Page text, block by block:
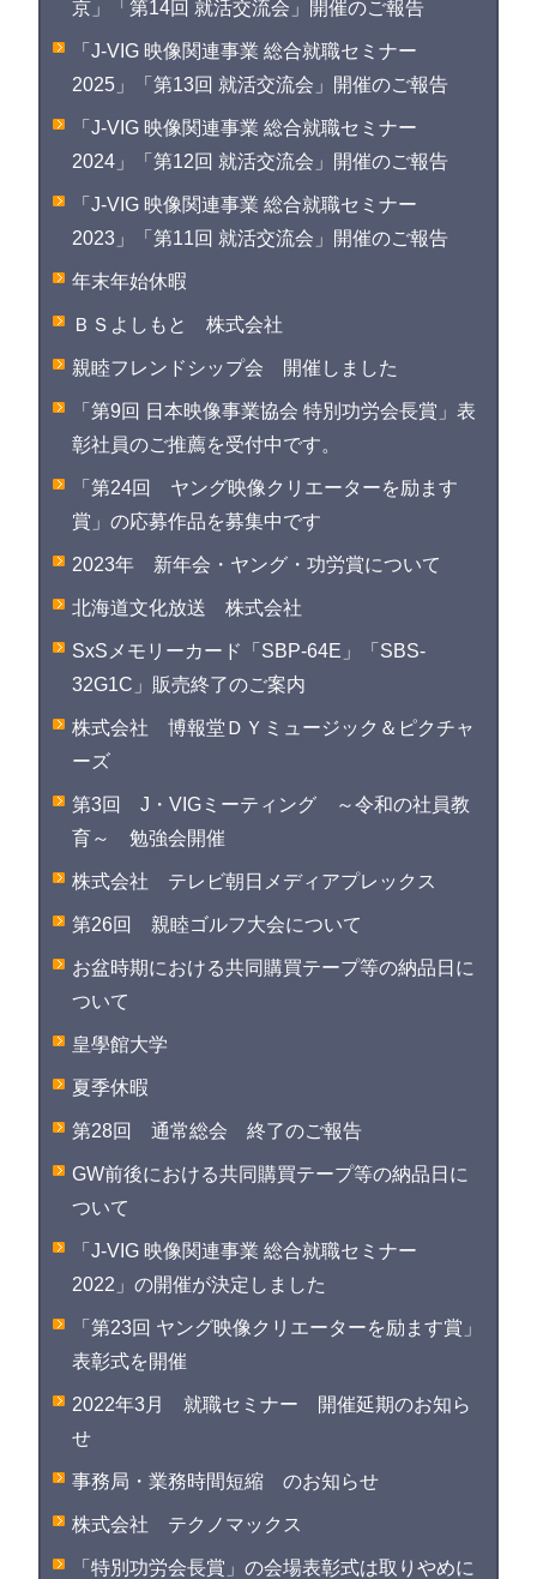
京」「第14回 就活交流会」開催のご報告
「J-VIG 映像関連事業 総合就職セミナー
2025」「第13回 就活交流会」開催のご報告
「J-VIG 映像関連事業 総合就職セミナー
2024」「第12回 就活交流会」開催のご報告
「J-VIG 映像関連事業 総合就職セミナー
2023」「第11回 就活交流会」開催のご報告
年末年始休暇
ＢＳよしもと 株式会社
親睦フレンドシップ会 開催しました
「第9回 日本映像事業協会 特別功労会長賞」表
彰社員のご推薦を受付中です。
「第24回 ヤング映像クリエーターを励ます
賞」の応募作品を募集中です
2023年 新年会・ヤング・功労賞について
北海道文化放送 株式会社
SxSメモリーカード「SBP-64E」「SBS-
32G1C」販売終了のご案内
株式会社 博報堂ＤＹミュージック＆ピクチャ
ーズ
第3回 J・VIGミーティング ～令和の社員教
育～ 勉強会開催
株式会社 テレビ朝日メディアプレックス
第26回 親睦ゴルフ大会について
お盆時期における共同購買テープ等の納品日に
ついて
皇學館大学
夏季休暇
第28回 通常総会 終了のご報告
GW前後における共同購買テープ等の納品日に
ついて
「J-VIG 映像関連事業 総合就職セミナー
2022」の開催が決定しました
「第23回 ヤング映像クリエーターを励ます賞」
表彰式を開催
2022年3月 就職セミナー 開催延期のお知ら
せ
事務局・業務時間短縮 のお知らせ
株式会社 テクノマックス
「特別功労会長賞」の会場表彰式は取りやめに